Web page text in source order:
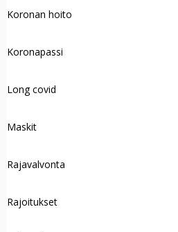
Koronan hoito
Koronapassi
Long covid
Maskit
Rajavalvonta
Rajoitukset